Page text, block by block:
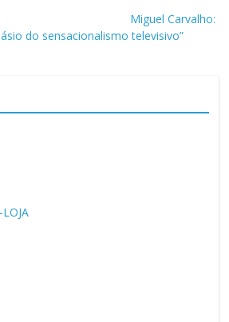
Miguel Carvalho:
do sensacionalismo televisivo”